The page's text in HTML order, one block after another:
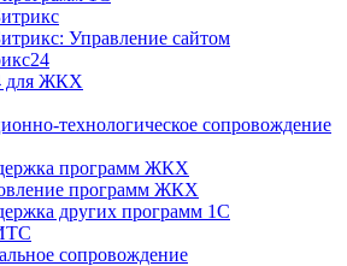
Управление сайтом
для ЖКХ
технологическое сопровождение
программ ЖКХ
программ ЖКХ
других программ 1С
сопровождение